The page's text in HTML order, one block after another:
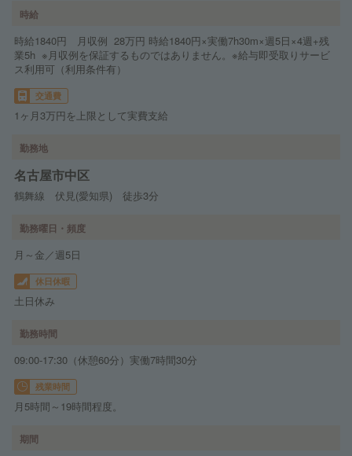
時給
時給1840円 月収例 28万円 時給1840円×実働7h30m×週5日×4週+残
業5h ※月収例を保証するものではありません。※給与即受取りサービ
ス利用可（利用条件有）
交通費
1ヶ月3万円を上限として実費支給
勤務地
名古屋市中区
鶴舞線 伏見(愛知県) 徒歩3分
勤務曜日・頻度
月～金／週5日
休日休暇
土日休み
勤務時間
09:00-17:30（休憩60分）実働7時間30分
残業時間
月5時間～19時間程度。
期間